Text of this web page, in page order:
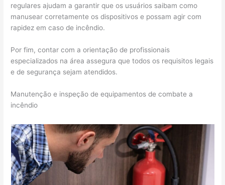
regulares ajudam a garantir que os usuários saibam como
manusear corretamente os dispositivos e possam agir com
rapidez em caso de incêndio.
Por fim, contar com a orientação de profissionais
especializados na área assegura que todos os requisitos legais
e de segurança sejam atendidos.
Manutenção e inspeção de equipamentos de combate a
incêndio